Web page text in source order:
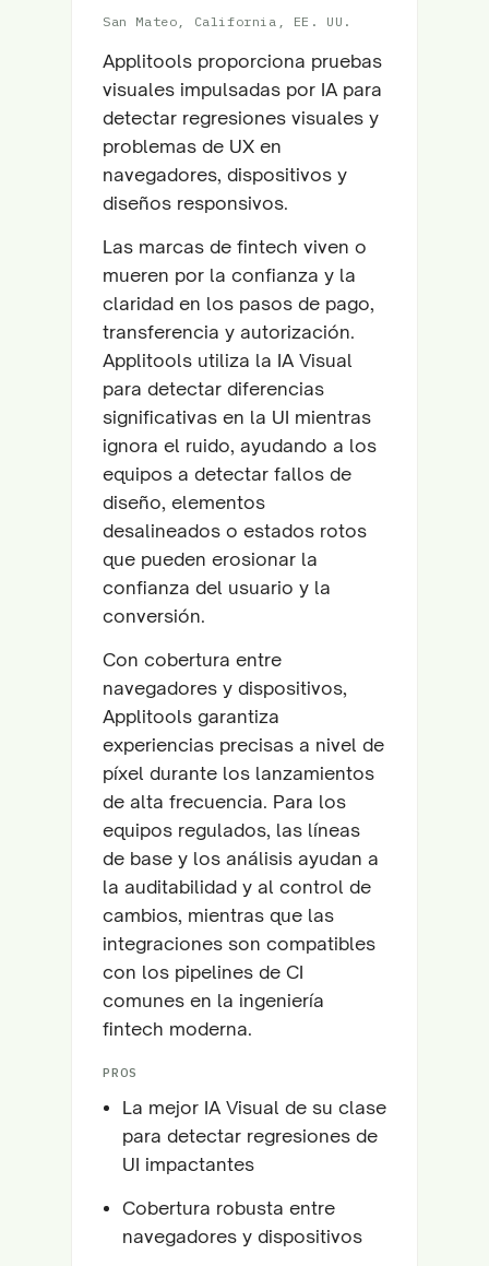
San Mateo, California, EE. UU.
Applitools proporciona pruebas
visuales impulsadas por IA para
detectar regresiones visuales y
problemas de UX en
navegadores, dispositivos y
diseños responsivos.
Las marcas de fintech viven o
mueren por la confianza y la
claridad en los pasos de pago,
transferencia y autorización.
Applitools utiliza la IA Visual
para detectar diferencias
significativas en la UI mientras
ignora el ruido, ayudando a los
equipos a detectar fallos de
diseño, elementos
desalineados o estados rotos
que pueden erosionar la
confianza del usuario y la
conversión.
Con cobertura entre
navegadores y dispositivos,
Applitools garantiza
experiencias precisas a nivel de
píxel durante los lanzamientos
de alta frecuencia. Para los
equipos regulados, las líneas
de base y los análisis ayudan a
la auditabilidad y al control de
cambios, mientras que las
integraciones son compatibles
con los pipelines de CI
comunes en la ingeniería
fintech moderna.
PROS
La mejor IA Visual de su clase
para detectar regresiones de
UI impactantes
Cobertura robusta entre
navegadores y dispositivos